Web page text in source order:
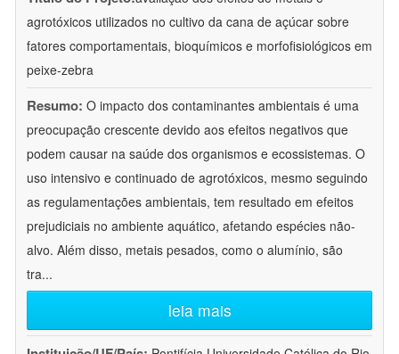
agrotóxicos utilizados no cultivo da cana de açúcar sobre
fatores comportamentais, bioquímicos e morfofisiológicos em
peixe-zebra
Resumo: O impacto dos contaminantes ambientais é uma
preocupação crescente devido aos efeitos negativos que
podem causar na saúde dos organismos e ecossistemas. O
uso intensivo e continuado de agrotóxicos, mesmo seguindo
as regulamentações ambientais, tem resultado em efeitos
prejudiciais no ambiente aquático, afetando espécies não-
alvo. Além disso, metais pesados, como o alumínio, são
tra...
leia mais